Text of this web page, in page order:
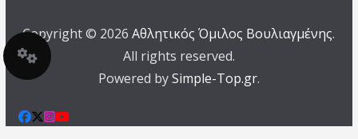
Copyright © 2026Αθλητικός Όμιλος Βουλιαγμένης.
All rights reserved.
Powered bySimple-Top.gr.